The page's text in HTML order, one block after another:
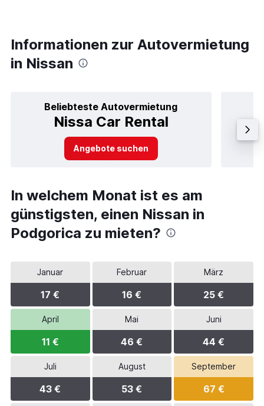
Informationen zur Autovermietung
in Nissan
Beliebteste Autovermietung
Nissa Car Rental
Angebote suchen
In welchem Monat ist es am
günstigsten, einen Nissan in
Podgorica zu mieten?
Januar
17 €
Februar
16 €
März
25 €
April
11 €
Mai
46 €
Juni
44 €
Juli
43 €
August
53 €
September
67 €